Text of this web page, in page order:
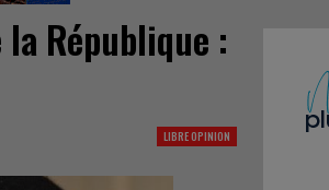
République :
LIBRE OPINION